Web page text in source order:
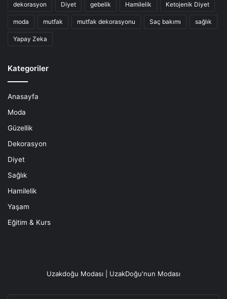
dekorasyon Diyet gebelik Hamilelik Ketojenik Diyet
moda mutfak mutfak dekorasyonu Saç bakımı sağlık
Yapay Zeka
Kategoriler
Anasayfa
Moda
Güzellik
Dekorasyon
Diyet
Sağlık
Hamilelik
Yaşam
Eğitim & Kurs
Uzakdoğu Modası | UzakDoğu'nun Modası